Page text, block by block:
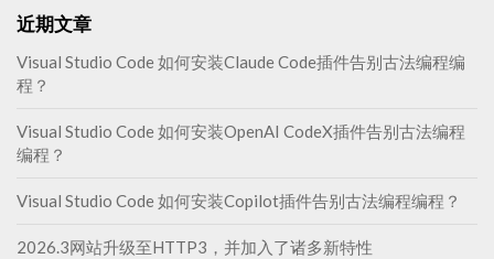
近期文章
Visual Studio Code 如何安装Claude Code插件告别古法编程编
程？
Visual Studio Code 如何安装OpenAI CodeX插件告别古法编程
编程？
Visual Studio Code 如何安装Copilot插件告别古法编程编程？
2026.3网站升级至HTTP3，并加入了诸多新特性